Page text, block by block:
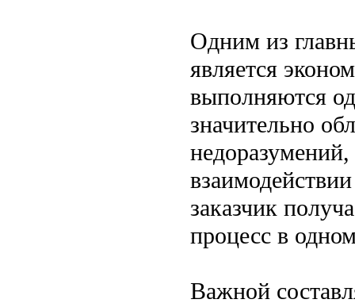
Одним из
является
выполняются
значительно
заказчик
процесс в
Важной